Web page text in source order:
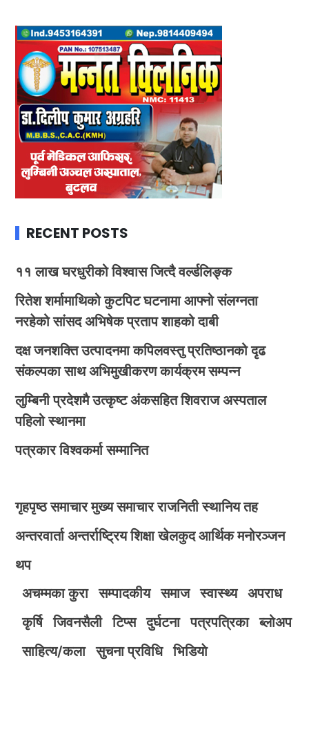
RECENT POSTS
११ लाख घरधुरीको विश्वास जित्दै वर्ल्डलिङ्क
रितेश शर्मामाथिको कुटपिट घटनामा आफ्नो संलग्नता
नरहेको सांसद अभिषेक प्रताप शाहको दाबी
दक्ष जनशक्ति उत्पादनमा कपिलवस्तु प्रतिष्ठानको दृढ
संकल्पका साथ अभिमुखीकरण कार्यक्रम सम्पन्न
लुम्बिनी प्रदेशमै उत्कृष्ट अंकसहित शिवराज अस्पताल
पहिलो स्थानमा
पत्रकार विश्वकर्मा सम्मानित
गृहपृष्ठ समाचार मुख्य समाचार राजनिती स्थानिय तह
अन्तरवार्ता अन्तर्राष्ट्रिय शिक्षा खेलकुद आर्थिक मनोरञ्जन
थप
अचम्मका कुरा
सम्पादकीय समाज स्वास्थ्य
अपराध
कृर्षि
जिवनसैली टिप्स दुर्घटना पत्रपत्रिका
ब्लोअप
साहित्य/कला
सुचना प्रविधि भिडियाे